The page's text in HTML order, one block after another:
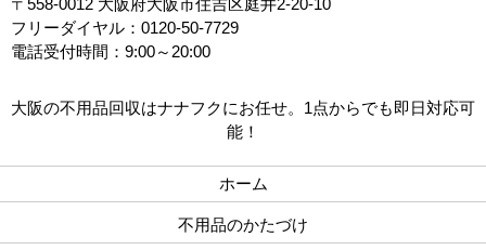
フリーダイヤル：0120-50-7729
電話受付時間：9:00～20:00
大阪の不用品回収はナナフクにお任せ。1点からでも即日対応可
能！
ホーム
不用品のかたづけ